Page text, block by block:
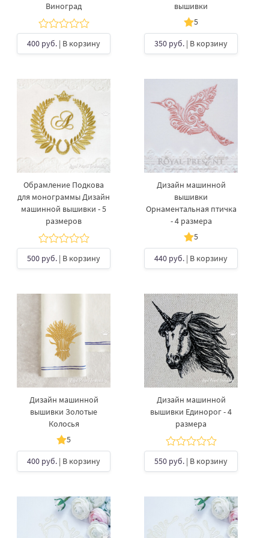
Виноград
400 руб. | В корзину
вышивки
5
350 руб. | В корзину
Обрамление Подкова
для монограммы Дизайн
машинной вышивки - 5
размеров
500 руб. | В корзину
Дизайн машинной
вышивки
Орнаментальная птичка
- 4 размера
5
440 руб. | В корзину
Дизайн машинной
вышивки Золотые
Колосья
5
400 руб. | В корзину
Дизайн машинной
вышивки Единорог - 4
размера
550 руб. | В корзину